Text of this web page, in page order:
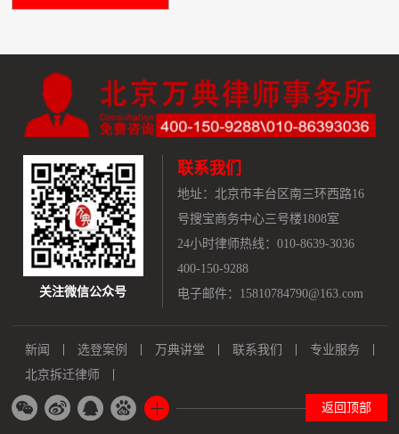
关注微信公众号
联系我们
地址： 北京市丰台区南三环西路16
号搜宝商务中心三号楼1808室
24小时律师热线：010-8639-3036
400-150-9288
电子邮件：15810784790@163.com
新闻 选登案例 万典讲堂 联系我们
专业服务
北京拆迁律师
返回顶部